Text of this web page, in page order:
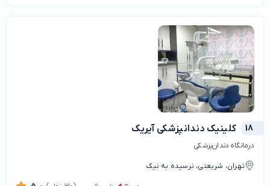
18 کلینیک دندانپزشکی آیریک
درمانگاه دندان‌پزشکی
تهران، شریعتی، نرسیده به نیک